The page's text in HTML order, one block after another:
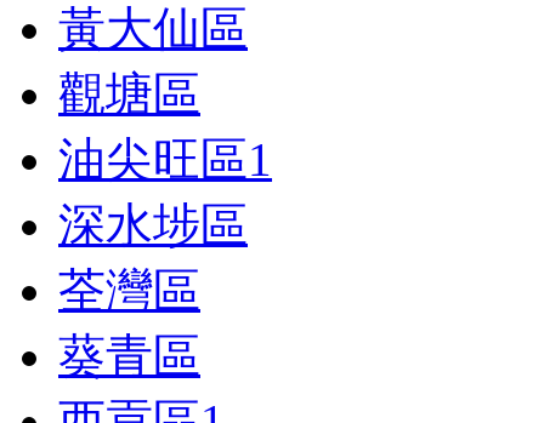
黃大仙區
觀塘區
油尖旺區1
深水埗區
荃灣區
葵青區